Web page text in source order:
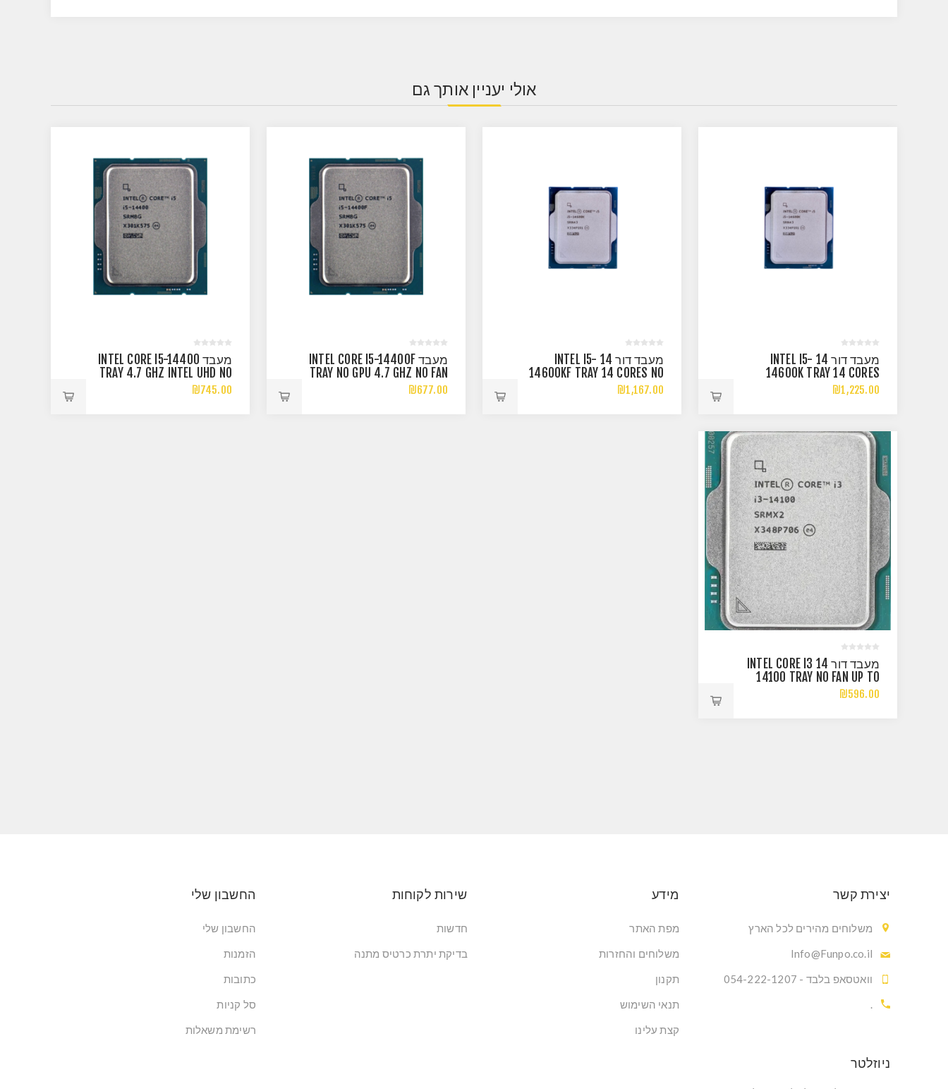
אולי יעניין אותך גם
מעבד דור 14 INTEL I5-
14600K TRAY 14 CORES
UHD770
₪1,225.00
מעבד דור 14 INTEL I5-
14600KF TRAY 14 CORES NO
GPU UP TO 5.3GHZ
₪1,167.00
מעבד INTEL CORE I5-14400F
TRAY NO GPU 4.7 GHZ NO FAN
65W TDP
₪677.00
מעבד INTEL CORE I5-14400
TRAY 4.7 GHZ INTEL UHD NO
FAN 65W TDP
₪745.00
מעבד דור 14 INTEL CORE I3
14100 TRAY NO FAN UP TO
4.7GHZ
₪596.00
יצירת קשר
משלוחים מהירים לכל הארץ
Info@Funpo.co.il
וואטסאפ בלבד - 054-222-1207
.
מידע
מפת האתר
משלוחים והחזרות
תקנון
תנאי השימוש
קצת עלינו
שירות לקוחות
חדשות
בדיקת יתרת כרטיס מתנה
החשבון שלי
החשבון שלי
הזמנות
כתובות
סל קניות
רשימת משאלות
ניוזלטר